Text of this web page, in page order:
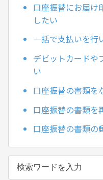
口座振替にお届け
したい
一括で支払いを行
デビットカードや
い
口座振替の書類を
口座振替の書類を
口座振替の書類の